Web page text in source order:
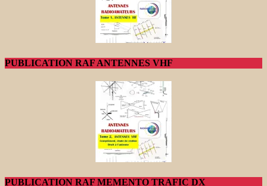
PUBLICATION RAF ANTENNES VHF
PUBLICATION RAF MEMENTO TRAFIC DX